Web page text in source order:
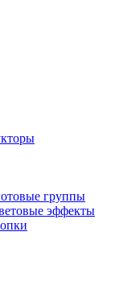
группы
эффекты